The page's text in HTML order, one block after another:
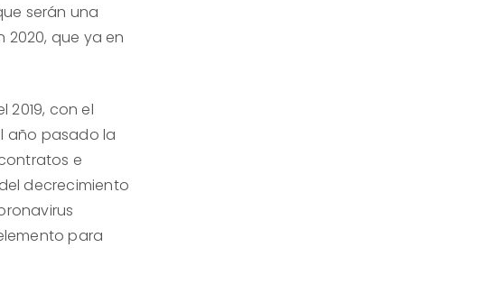
serán una
que ya en
2019, con el
año pasado la
e
decrecimiento
para